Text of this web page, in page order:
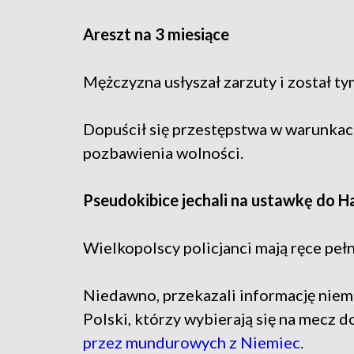
Areszt na 3 miesiące
Mężczyzna usłyszał zarzuty i został
Dopuścił się przestępstwa w
pozbawienia wolności.
Pseudokibice jechali na ustawkę do
Wielkopolscy policjanci mają ręce
Niedawno, przekazali informację
Polski, którzy wybierają się na mecz
przez mundurowych z Niemiec.